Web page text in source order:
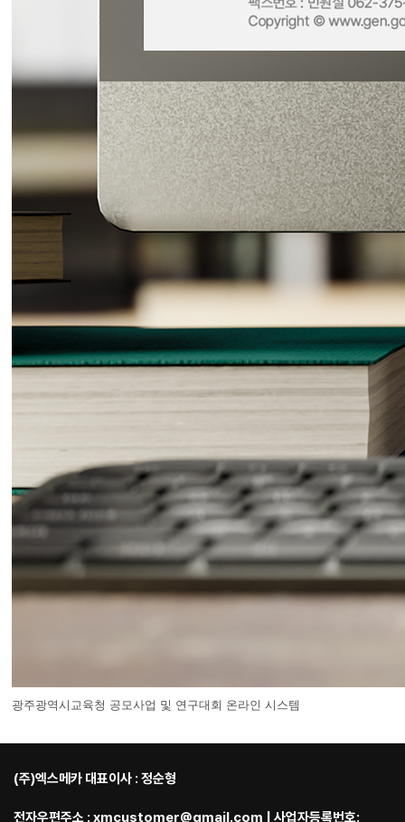
광주광역시교육청 공모사업 및 연구대회 온라인 시스템
(주)엑스메카 대표이사 : 정순형
전자우편주소 : xmcustomer@gmail.com | 사업자등록번호: